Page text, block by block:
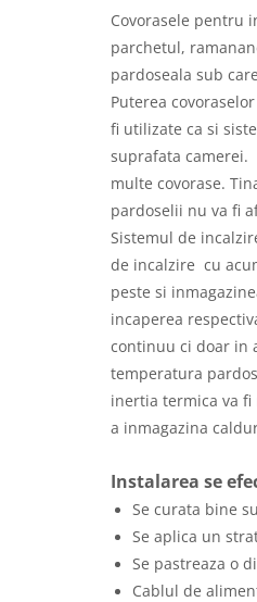
Covorasele pentru
parchetul,
pardoseala sub
Puterea
fi utilizate ca si
suprafata camerei.
multe covorase.
pardoselii nu va fi
Sistemul de
de incalzire cu
peste si
incaperea
continuu ci doar in
temperatura
inertia termica va
a inmagazina
Instalarea se
Se curata bine
Se aplica un
Se pastreaza o
Cablul de